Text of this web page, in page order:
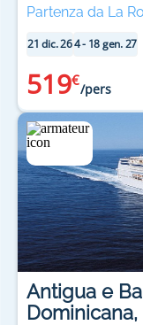
Partenza da La
21 dic. 264 - 18 gen. 27
519€
/pers
Antigua e